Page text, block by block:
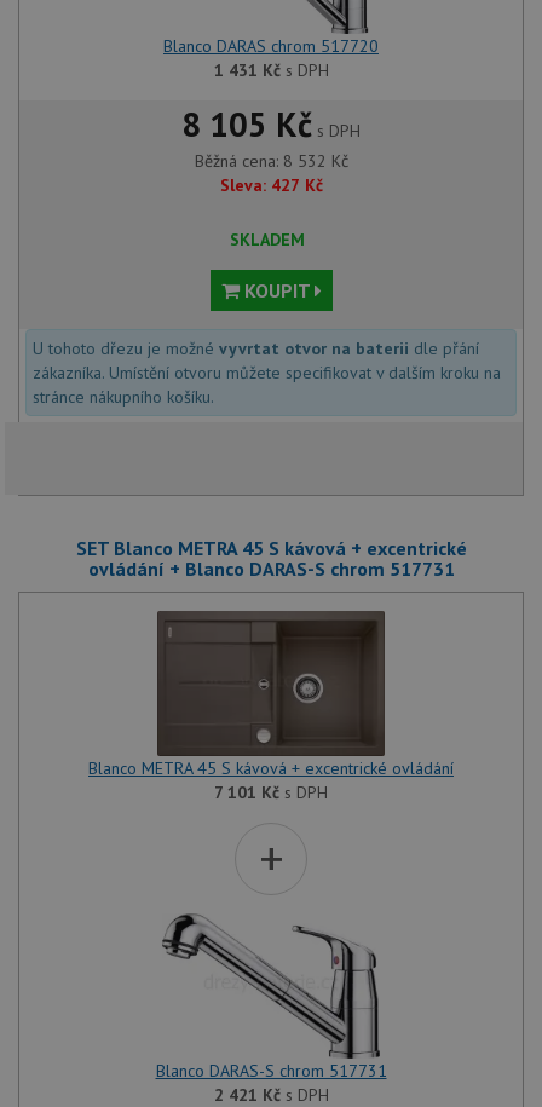
Blanco DARAS chrom 517720
1 431 Kčs DPH
8 105 Kč s DPH
Běžná cena: 8 532 Kč
Sleva: 427 Kč
SKLADEM
KOUPIT
U tohoto dřezu je možné vyvrtat otvor na baterii dle přání
zákazníka. Umístění otvoru můžete specifikovat v dalším kroku na
stránce nákupního košíku.
SET Blanco METRA 45 S kávová + excentrické
ovládání + Blanco DARAS-S chrom 517731
Blanco METRA 45 S kávová + excentrické ovládání
7 101 Kč s DPH
+
Blanco DARAS-S chrom 517731
2 421 Kčs DPH